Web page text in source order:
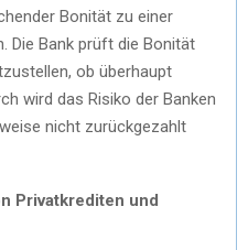
Bonität zu einer
Die Bank prüft die Bonität
ob überhaupt
wird das Risiko der Banken
nicht zurückgezahlt
Privatkrediten und